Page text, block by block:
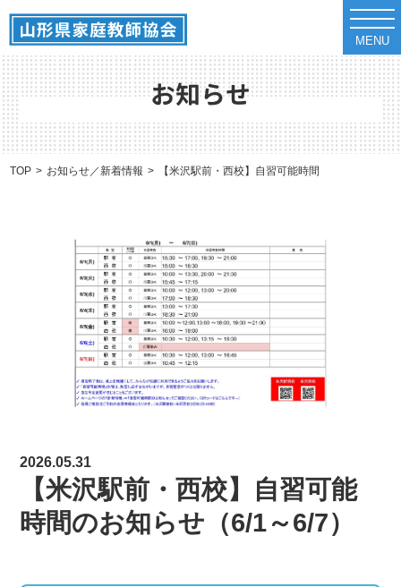
t
o
g
g
l
e
n
v
i
g
MENU
お知らせ
TOP お知らせ／新着情報 【米沢駅前・西校】自習可能時間のお知らせ（6/
2026.05.31
【米沢駅前・西校】自習可能
時間のお知らせ（6/1～6/7）